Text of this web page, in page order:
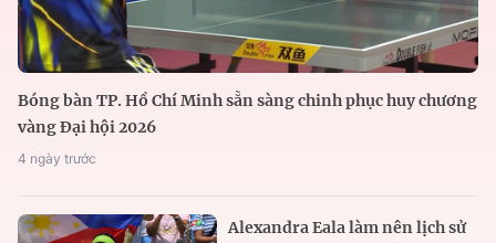
Bóng bàn TP. Hồ Chí Minh sẵn sàng chinh phục huy chương
vàng Đại hội 2026
4 ngày trước
Alexandra Eala làm nên lịch sử